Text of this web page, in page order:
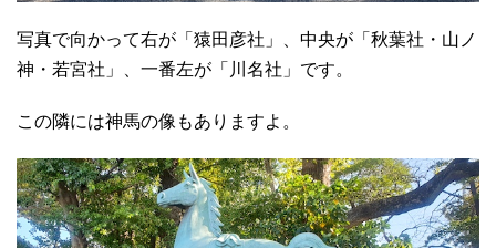
写真で向かって右が「猿田彦社」、中央が「秋葉社・山ノ
神・若宮社」、一番左が「川名社」です。
この隣には神馬の像もありますよ。